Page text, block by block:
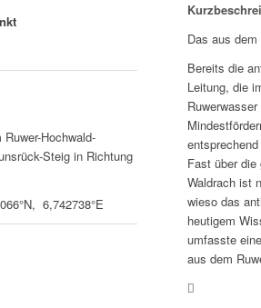
Hochwald-
Steig in Richtung
6,742738°E
Das aus
Bereits die
Leitung, die
Fast über
Waldrach ist
wieso das
heutigem
umfasste
aus dem